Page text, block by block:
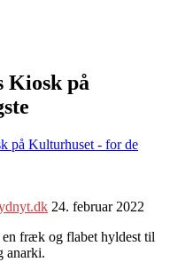
Kiosk på
på Kulturhuset - for de
24. februar 2022
fræk og flabet hyldest til
anarki.